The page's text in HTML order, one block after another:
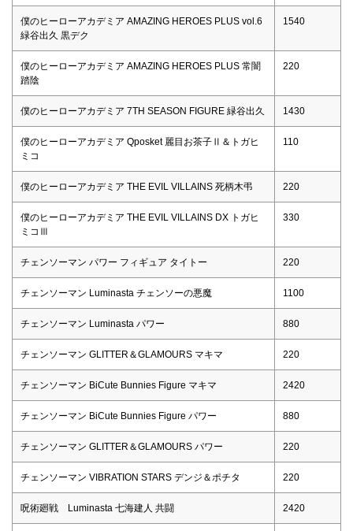
僕のヒーローアカデミア AMAZING HEROES PLUS vol.6
緑谷出久 黒デク
1540
僕のヒーローアカデミア AMAZING HEROES PLUS 常闇
踏陰
220
僕のヒーローアカデミア 7TH SEASON FIGURE 緑谷出久 1430
僕のヒーローアカデミア Qposket 麗目お茶子Ⅱ＆トガヒ
ミコ
110
僕のヒーローアカデミア THE EVIL VILLAINS 死柄木弔 220
僕のヒーローアカデミア THE EVIL VILLAINS DX トガヒ
ミコⅢ
330
チェンソーマン パワー フィギュア タイトー 220
チェンソーマン Luminasta チェンソーの悪魔 1100
チェンソーマン Luminasta パワー 880
チェンソーマン GLITTER＆GLAMOURS マキマ 220
チェンソーマン BiCute Bunnies Figure マキマ 2420
チェンソーマン BiCute Bunnies Figure パワー 880
チェンソーマン GLITTER＆GLAMOURS パワー 220
チェンソーマン VIBRATION STARS デンジ＆ポチタ 220
呪術廻戦 Luminasta 七海建人 共闘 2420